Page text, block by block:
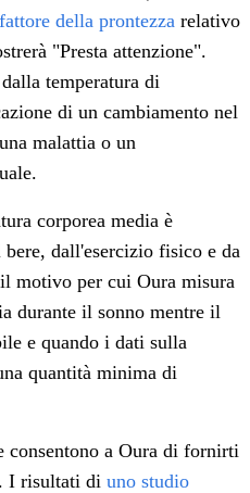
fattore della prontezza relativo
"Presta attenzione".
temperatura di
di un cambiamento nel
malattia o un
corporea media è
dall'esercizio fisico e da
motivo per cui Oura misura
durante il sonno mentre il
e quando i dati sulla
quantità minima di
consentono a Oura di fornirti
I risultati di uno studio